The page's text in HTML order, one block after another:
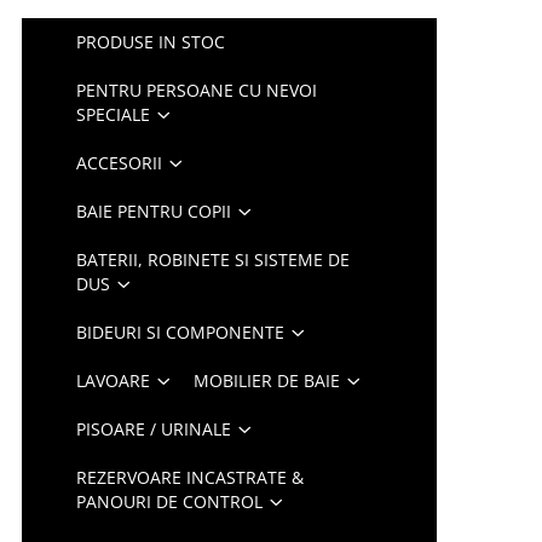
PRODUSE IN STOC
PENTRU PERSOANE CU NEVOI
SPECIALE
ACCESORII
BAIE PENTRU COPII
BATERII, ROBINETE SI SISTEME DE
DUS
BIDEURI SI COMPONENTE
LAVOARE MOBILIER DE BAIE
PISOARE / URINALE
REZERVOARE INCASTRATE &
PANOURI DE CONTROL